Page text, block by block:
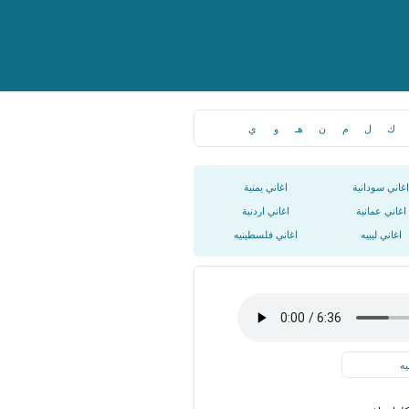
ك ل م ن هـ و ي
اغاني سودانية اغاني يمنية
اغاني عمانية اغاني اردنية
اغاني ليبيه اغاني فلسطينيه